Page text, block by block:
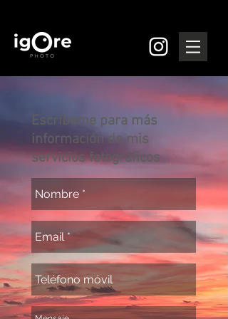
Escríbeme para más
información de mis
servicios fotográficos